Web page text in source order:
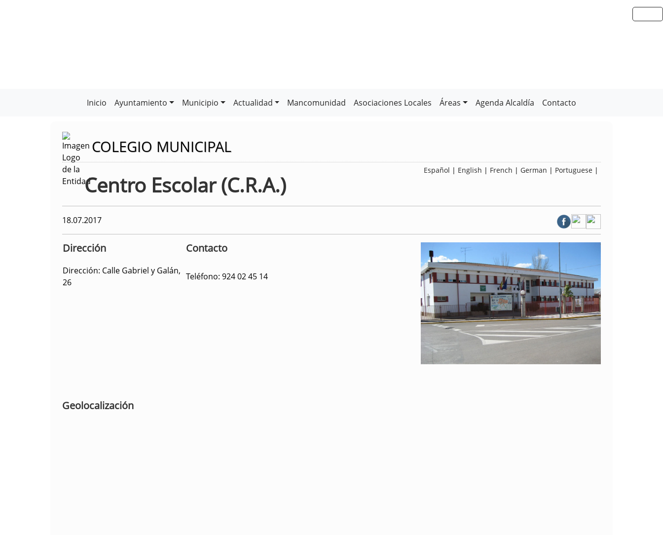
Inicio Ayuntamiento Municipio Actualidad Mancomunidad Asociaciones Locales Áreas Agenda Alcaldía Contacto
COLEGIO MUNICIPAL
Español | English | French | German | Portuguese |
Centro Escolar (C.R.A.)
18.07.2017
Dirección Contacto
Dirección: Calle Gabriel y Galán,
26
Teléfono: 924 02 45 14
Geolocalización